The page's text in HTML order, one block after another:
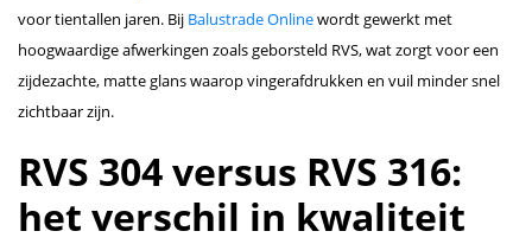
voor tientallen jaren. Bij Balustrade Onlinewordt gewerkt met
hoogwaardige afwerkingen zoals geborsteld RVS, wat zorgt voor een
zijdezachte, matte glans waarop vingerafdrukken en vuil minder snel
zichtbaar zijn.
RVS 304 versus RVS 316:
het verschil in kwaliteit